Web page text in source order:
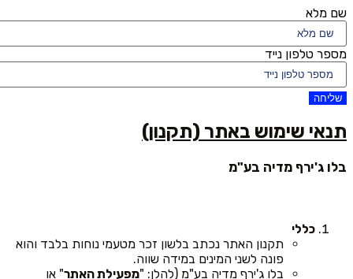
שם מלא
מספר טלפון נייד
שליחה
תנאי שימוש באתר (תקנון)
בלו ג'ירף מדיה בע"מ
כללי
תקנון האתר נכתב בלשון זכר מטעמי נוחות בלבד והוא
פונה לשני המינים במידה שווה.
בלו ג'ירף מדיה בע"מ (להלן: "מפעילת האתר" או